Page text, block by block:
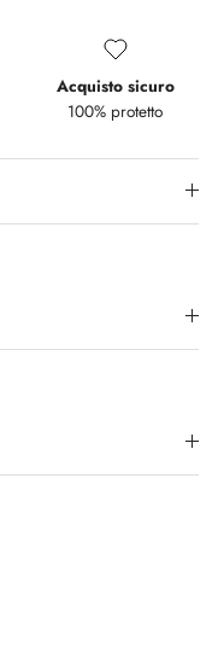
Acquisto sicuro
100% protetto